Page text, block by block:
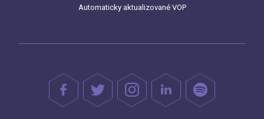
Automaticky aktualizované VOP